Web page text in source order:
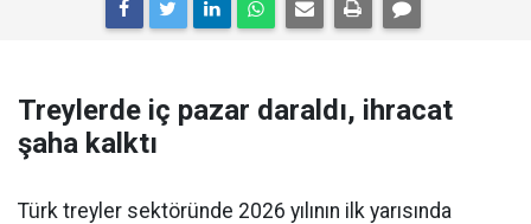
Treylerde iç pazar daraldı, ihracat
şaha kalktı
Türk treyler sektöründe 2026 yılının ilk yarısın­da